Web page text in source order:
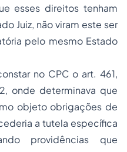
esses direitos tenham
Juiz, não viram este ser
pelo mesmo Estado
no CPC o art. 461,
onde determinava que
objeto obrigações de
a tutela específica
providências que